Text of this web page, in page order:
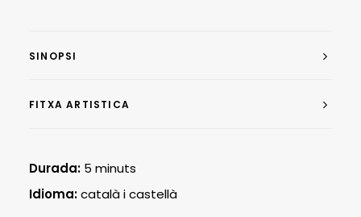
SINOPSI
FITXA ARTISTICA
Durada: 5 minuts
Idioma:català i castellà